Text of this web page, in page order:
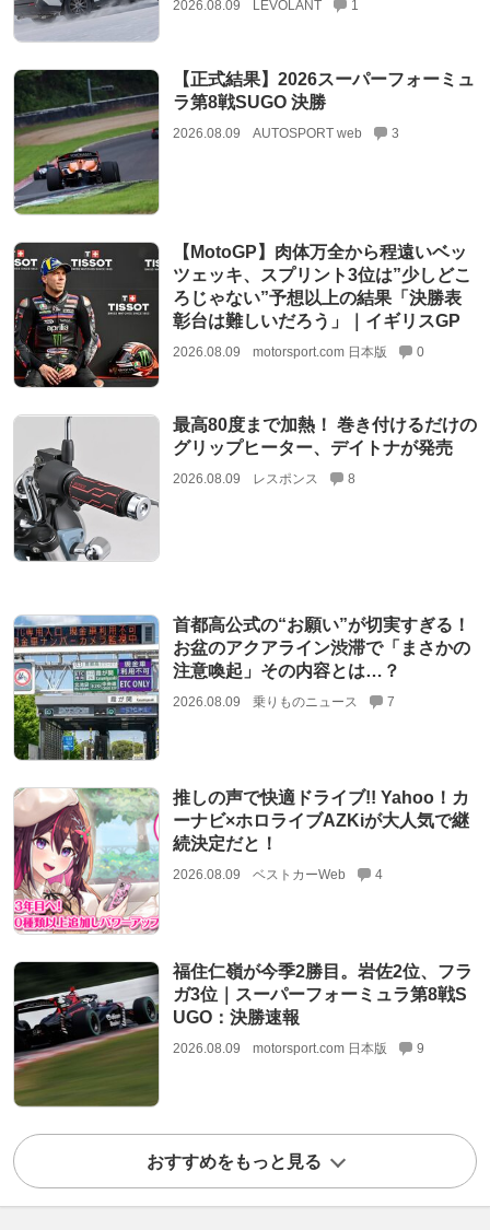
2026.08.09 LEVOLANT 1
【正式結果】2026スーパーフォーミュ
ラ第8戦SUGO 決勝
2026.08.09 AUTOSPORT web 3
【MotoGP】肉体万全から程遠いベッ
ツェッキ、スプリント3位は”少しどこ
ろじゃない”予想以上の結果「決勝表
彰台は難しいだろう」｜イギリスGP
2026.08.09 motorsport.com 日本版 0
最高80度まで加熱！ 巻き付けるだけの
グリップヒーター、デイトナが発売
2026.08.09 レスポンス 8
首都高公式の“お願い”が切実すぎる！
お盆のアクアライン渋滞で「まさかの
注意喚起」その内容とは…？
2026.08.09 乗りものニュース 7
推しの声で快適ドライブ!! Yahoo！カ
ーナビ×ホロライブAZKiが大人気で継
続決定だと！
2026.08.09 ベストカーWeb 4
福住仁嶺が今季2勝目。岩佐2位、フラ
ガ3位｜スーパーフォーミュラ第8戦S
UGO：決勝速報
2026.08.09 motorsport.com 日本版 9
おすすめをもっと見る